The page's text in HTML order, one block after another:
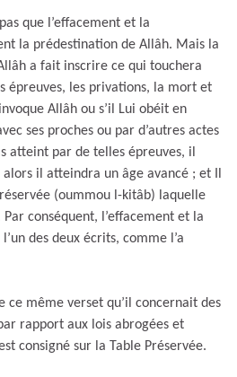
que l’effacement et la
la prédestination de Allâh. Mais la
a fait inscrire ce qui touchera
épreuves, les privations, la mort et
Allâh ou s’il Lui obéit en
ses proches ou par d’autres actes
atteint par de telles épreuves, il
il atteindra un âge avancé ; et Il
(oummou l-kitâb) laquelle
conséquent, l’effacement et la
des deux écrits, comme l’a
ce même verset qu’il concernait des
rapport aux lois abrogées et
consigné sur la Table Préservée.